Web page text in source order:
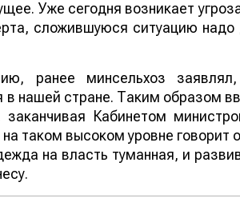
Уже сегодня возникает
сложившуюся ситуацию надо
ранее минсельхоз
нашей стране. Таким образом
Кабинетом
таком высоком уровне говорит
на власть туманная, и